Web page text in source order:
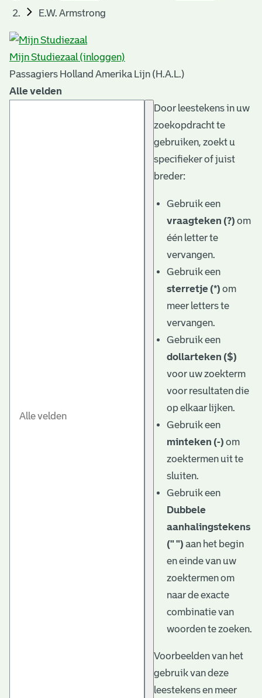
E.W. Armstrong
Mijn Studiezaal (inloggen)
Passagiers Holland Amerika Lijn (H.A.L.)
Alle velden
Door leestekens in uw
zoekopdracht te
gebruiken, zoekt u
specifieker of juist
breder:
Gebruik een
vraagteken (?) om
één letter te
vervangen.
Gebruik een
sterretje (*) om
meer letters te
vervangen.
Gebruik een
dollarteken ($)
voor uw zoekterm
voor resultaten die
op elkaar lijken.
Gebruik een
minteken (-) om
zoektermen uit te
sluiten.
Gebruik een
Dubbele
aanhalingstekens
(" ") aan het begin
en einde van uw
zoektermen om
naar de exacte
combinatie van
woorden te zoeken.
Voorbeelden van het
gebruik van deze
leestekens en meer